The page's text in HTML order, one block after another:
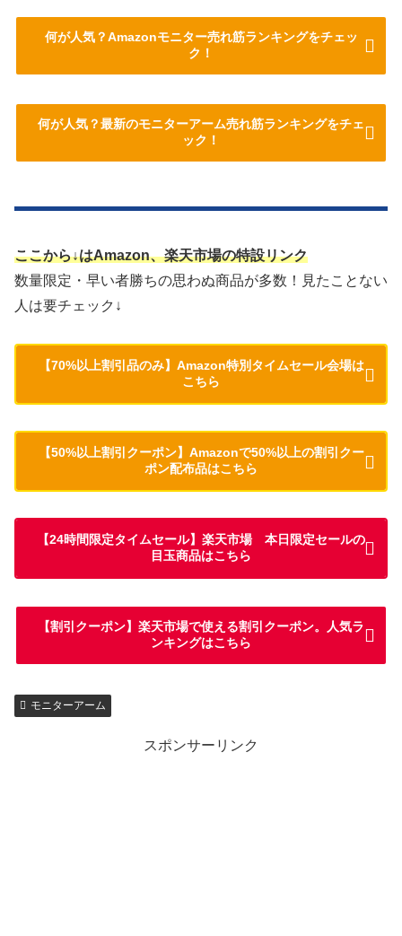
何が人気？Amazonモニター売れ筋ランキングをチェッ
ク！
何が人気？最新のモニターアーム売れ筋ランキングをチェ
ック！
ここから↓はAmazon、楽天市場の特設リンク
数量限定・早い者勝ちの思わぬ商品が多数！見たことない
人は要チェック↓
【70%以上割引品のみ】Amazon特別タイムセール会場は
こちら
【50%以上割引クーポン】Amazonで50%以上の割引クー
ポン配布品はこちら
【24時間限定タイムセール】楽天市場 本日限定セールの
目玉商品はこちら
【割引クーポン】楽天市場で使える割引クーポン。人気ラ
ンキングはこちら
モニターアーム
スポンサーリンク